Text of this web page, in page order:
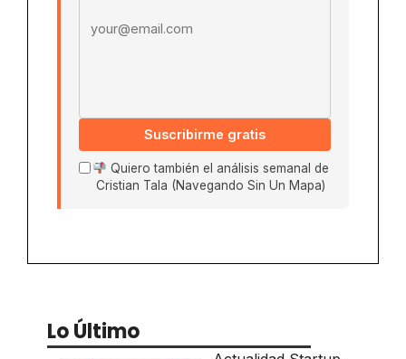
Suscribirme gratis
Quiero también el análisis semanal de
Cristian Tala (Navegando Sin Un Mapa)
Lo Último